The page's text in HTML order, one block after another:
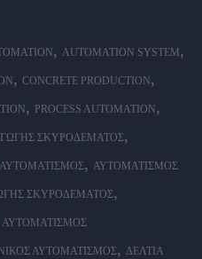
, AUTOMATION SYSTEM,
, CONCRETE PRODUCTION,
, PROCESS AUTOMATION,
ΣΚΥΡΟΔΈΜΑΤΟΣ,
ΑΥΤΟΜΑΤΙΣΜΌΣ, ΑΥΤΟΜΑΤΙΣΜΌΣ
ΣΚΥΡΟΔΈΜΑΤΟΣ,
ΑΥΤΟΜΑΤΙΣΜΌΣ
ΑΥΤΟΜΑΤΙΣΜΌΣ, ΔΕΛΤΊΑ